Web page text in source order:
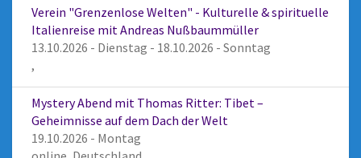
Verein "Grenzenlose Welten" - Kulturelle & spirituelle
Italienreise mit Andreas Nußbaummüller
13.10.2026 - Dienstag - 18.10.2026 - Sonntag
,
Mystery Abend mit Thomas Ritter: Tibet –
Geheimnisse auf dem Dach der Welt
19.10.2026 - Montag